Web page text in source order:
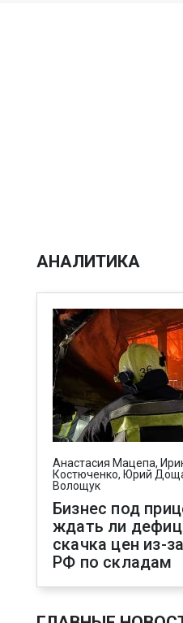
АНАЛИТИКА
Анастасия Мацепа,
Костюченко, Юрий
Волощук
Бизнес под
ждать ли
скачка цен из-
РФ по складам